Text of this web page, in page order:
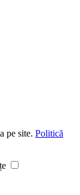
pe site. Politică